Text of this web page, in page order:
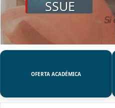
SSUE
OFERTA ACADÉMICA